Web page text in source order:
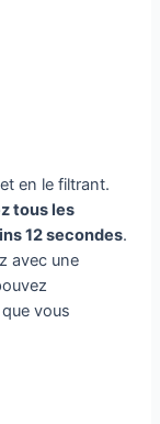
en le filtrant.
tous les
12 secondes.
avec une
vous